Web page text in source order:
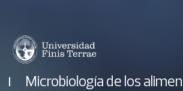
Microbiología de los